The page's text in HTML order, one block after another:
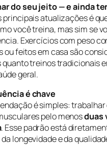
do seu jeito — e ainda
principais atualizações é
você treina, mas sim se
. Exercícios com peso
ou feitos em casa são
treinos tradicionais
geral.
é chave
é simples:
pelo menosduas
. Esse padrão está
longevidade e da